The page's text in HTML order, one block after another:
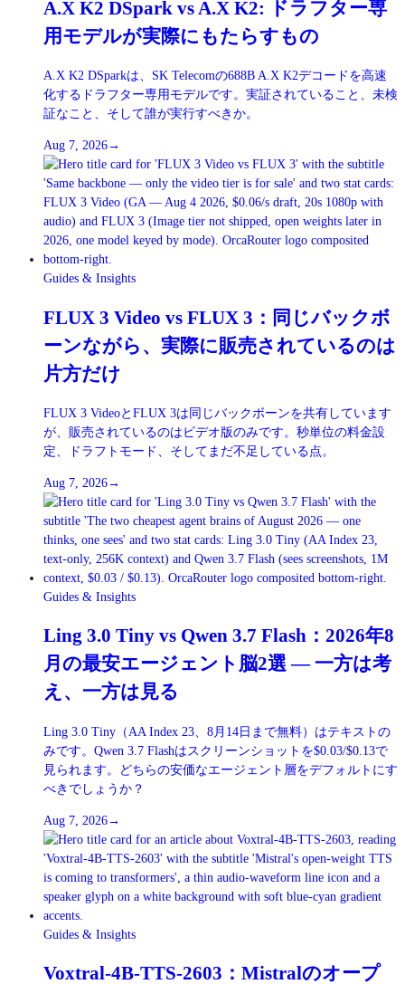
A.X K2 DSpark vs A.X K2: ドラフター専
用モデルが実際にもたらすもの
A.X K2 DSparkは、SK Telecomの688B A.X K2デコードを高速
化するドラフター専用モデルです。実証されていること、未検
証なこと、そして誰が実行すべきか。
Aug 7, 2026→
Guides & Insights
FLUX 3 Video vs FLUX 3：同じバックボ
ーンながら、実際に販売されているのは
片方だけ
FLUX 3 VideoとFLUX 3は同じバックボーンを共有しています
が、販売されているのはビデオ版のみです。秒単位の料金設
定、ドラフトモード、そしてまだ不足している点。
Aug 7, 2026→
Guides & Insights
Ling 3.0 Tiny vs Qwen 3.7 Flash：2026年8
月の最安エージェント脳2選 — 一方は考
え、一方は見る
Ling 3.0 Tiny（AA Index 23、8月14日まで無料）はテキストの
みです。Qwen 3.7 Flashはスクリーンショットを$0.03/$0.13で
見られます。どちらの安価なエージェント層をデフォルトにす
べきでしょうか？
Aug 7, 2026→
Guides & Insights
Voxtral-4B-TTS-2603：Mistralのオープ